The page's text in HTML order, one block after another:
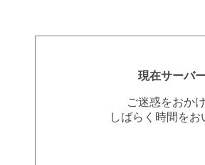
現在サーバ
ご迷惑をおか
しばらく時間を